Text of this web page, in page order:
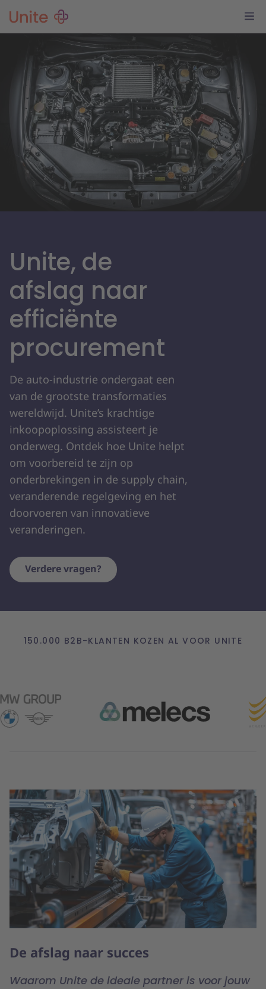
Unite, de
afslag naar
efficiënte
procurement
De auto-industrie ondergaat een
van de grootste transformaties
wereldwijd. Unite’s krachtige
inkoopoplossing assisteert je
onderweg. Ontdek hoe Unite helpt
om voorbereid te zijn op
onderbrekingen in de supply chain,
veranderende regelgeving en het
doorvoeren van innovatieve
veranderingen.
Verdere vragen?
150.000 B2B-KLANTEN KOZEN AL VOOR UNITE
De afslag naar succes
Waarom Unite de ideale partner is voor jouw